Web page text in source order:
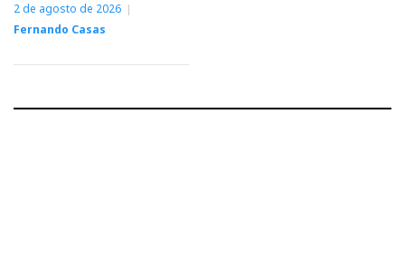
2 de agosto de 2026
Fernando Casas